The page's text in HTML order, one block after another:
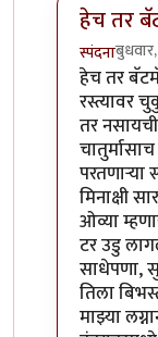
हेच तर
स्पंदना
In reply
हेच तर
रस्त्यावर
तर
परतणार्‍या
मिनाक्षी
ओव्या
टर उडु
साधेपणा,
तिला
माझ्या